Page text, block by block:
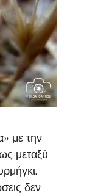
με την
μεταξύ
δεν